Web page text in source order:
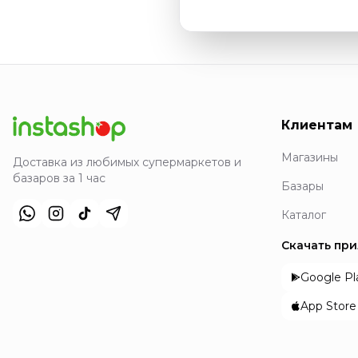
Доставка из любимых супермаркетов и
базаров за 1 час
Клиентам
Магазины
Базары
Каталог
Скачать
Google
App Store